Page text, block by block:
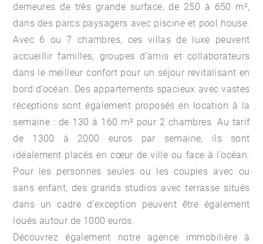
demeures de très grande surface, de 250 à 650 m²,
dans des parcs paysagers avec piscine et pool house.
Avec 6 ou 7 chambres, ces villas de luxe peuvent
accueillir familles, groupes d’amis et collaborateurs
dans le meilleur confort pour un séjour revitalisant en
bord d’océan. Des appartements spacieux avec vastes
réceptions sont également proposés en location à la
semaine : de 130 à 160 m² pour 2 chambres. Au tarif
de 1300 à 2000 euros par semaine, ils sont
idéalement placés en cœur de ville ou face à l’océan.
Pour les personnes seules ou les couples avec ou
sans enfant, des grands studios avec terrasse situés
dans un cadre d’exception peuvent être également
loués autour de 1000 euros.
Découvrez également notreagence immobilière à